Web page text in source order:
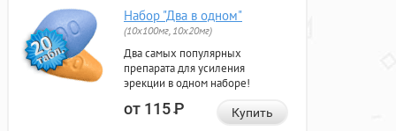
Набор "Два в одном"
(10x100мг, 10x20мг)
Два самых популярных
препарата для усиления
эрекции в одном наборе!
от 115Р Купить